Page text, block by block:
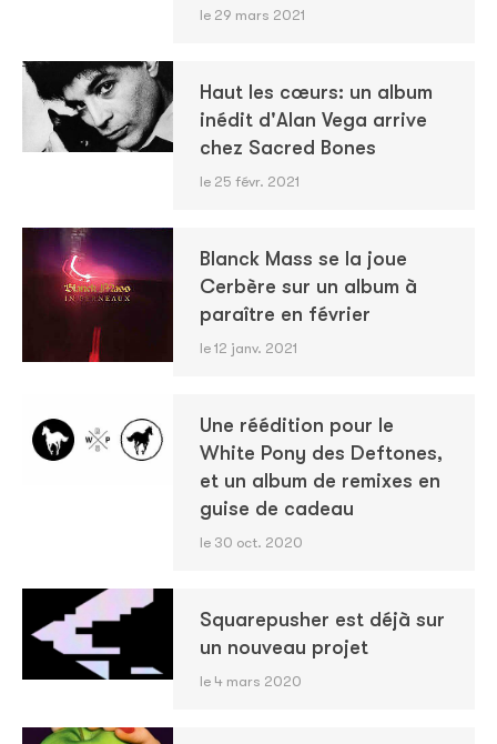
le 29 mars 2021
Haut les cœurs: un album
inédit d'Alan Vega arrive
chez Sacred Bones
le 25 févr. 2021
Blanck Mass se la joue
Cerbère sur un album à
paraître en février
le 12 janv. 2021
Une réédition pour le
White Pony des Deftones,
et un album de remixes en
guise de cadeau
le 30 oct. 2020
Squarepusher est déjà sur
un nouveau projet
le 4 mars 2020